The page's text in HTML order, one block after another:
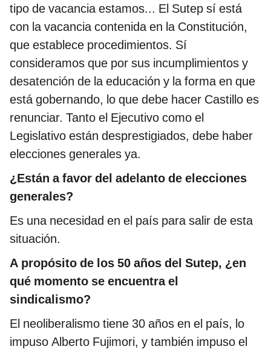
tipo de vacancia estamos... El Sutep sí está
con la vacancia contenida en la Constitución,
que establece procedimientos. Sí
consideramos que por sus incumplimientos y
desatención de la educación y la forma en que
está gobernando, lo que debe hacer Castillo es
renunciar. Tanto el Ejecutivo como el
Legislativo están desprestigiados, debe haber
elecciones generales ya.
¿Están a favor del adelanto de elecciones
generales?
Es una necesidad en el país para salir de esta
situación.
A propósito de los 50 años del Sutep, ¿en
qué momento se encuentra el
sindicalismo?
El neoliberalismo tiene 30 años en el país, lo
impuso Alberto Fujimori, y también impuso el